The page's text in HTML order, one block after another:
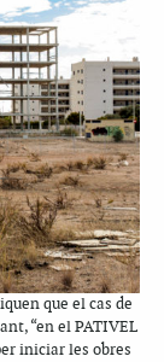
que el cas de
“en el PATIVEL
iniciar les obres